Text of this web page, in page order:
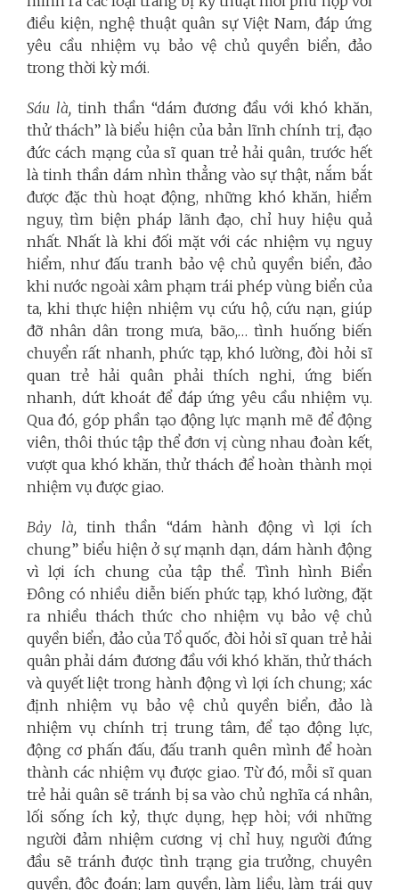
điều kiện, nghệ thuật quân sự Việt Nam, đáp ứng
yêu cầu nhiệm vụ bảo vệ chủ quyền biển, đảo
trong thời kỳ mới.
Sáu là, tinh thần “dám đương đầu với khó khăn,
thử thách” là biểu hiện của bản lĩnh chính trị, đạo
đức cách mạng của sĩ quan trẻ hải quân, trước hết
là tinh thần dám nhìn thẳng vào sự thật, nắm bắt
được đặc thù hoạt động, những khó khăn, hiểm
nguy, tìm biện pháp lãnh đạo, chỉ huy hiệu quả
nhất. Nhất là khi đối mặt với các nhiệm vụ nguy
hiểm, như đấu tranh bảo vệ chủ quyền biển, đảo
khi nước ngoài xâm phạm trái phép vùng biển của
ta, khi thực hiện nhiệm vụ cứu hộ, cứu nạn, giúp
đỡ nhân dân trong mưa, bão,… tình huống biến
chuyển rất nhanh, phức tạp, khó lường, đòi hỏi sĩ
quan trẻ hải quân phải thích nghi, ứng biến
nhanh, dứt khoát để đáp ứng yêu cầu nhiệm vụ.
Qua đó, góp phần tạo động lực mạnh mẽ để động
viên, thôi thúc tập thể đơn vị cùng nhau đoàn kết,
vượt qua khó khăn, thử thách để hoàn thành mọi
nhiệm vụ được giao.
Bảy là, tinh thần “dám hành động vì lợi ích
chung” biểu hiện ở sự mạnh dạn, dám hành động
vì lợi ích chung của tập thể. Tình hình Biển
Đông có nhiều diễn biến phức tạp, khó lường, đặt
ra nhiều thách thức cho nhiệm vụ bảo vệ chủ
quyền biển, đảo của Tổ quốc, đòi hỏi sĩ quan trẻ hải
quân phải dám đương đầu với khó khăn, thử thách
và quyết liệt trong hành động vì lợi ích chung; xác
định nhiệm vụ bảo vệ chủ quyền biển, đảo là
nhiệm vụ chính trị trung tâm, để tạo động lực,
động cơ phấn đấu, đấu tranh quên mình để hoàn
thành các nhiệm vụ được giao. Từ đó, mỗi sĩ quan
trẻ hải quân sẽ tránh bị sa vào chủ nghĩa cá nhân,
lối sống ích kỷ, thực dụng, hẹp hòi; với những
người đảm nhiệm cương vị chỉ huy, người đứng
đầu sẽ tránh được tình trạng gia trưởng, chuyên
quyền, độc đoán; lạm quyền, làm liều, làm trái quy